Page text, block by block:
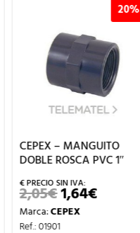
20%
CEPEX – CODO 90
ROSCAR PVC 1″
2,19€EL
PRECIO
ORIGINAL
1,75€EL
PRECIO
Marca:CEPEX
Ref.: 01736